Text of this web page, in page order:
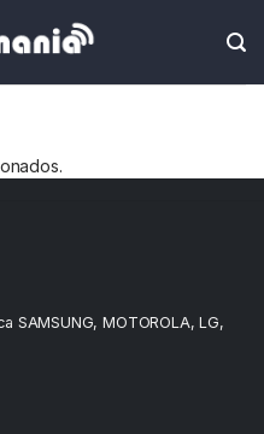
SAMSUNG, MOTOROLA, LG,